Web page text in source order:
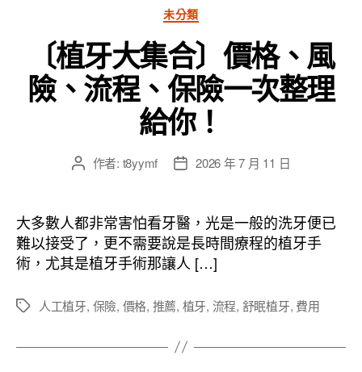
分
類
未分類
〔植牙大集合〕價格、風
險、流程、保險一次整理
給你！
文
者
作者: t8yymf
文
佈
日
期
2026 年 7 月 11 日
大多數人都非常害怕看牙醫，光是一般的洗牙便已
難以接受了，更不需要說是長時間療程的植牙手
術，尤其是植牙手術那讓人 […]
標
人工植牙, 保險, 價格, 推薦, 植牙, 流程, 舒眠植牙, 費用